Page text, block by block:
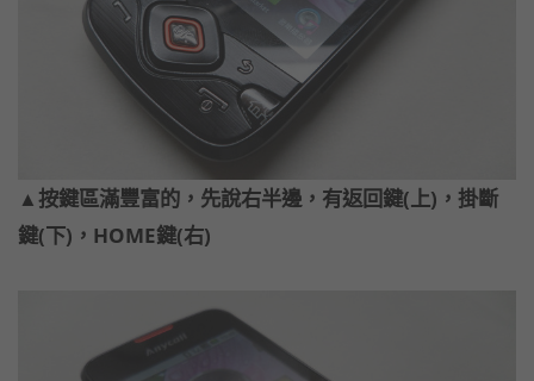
▲按鍵區滿豐富的，先說右半邊，有返回鍵(上)，掛斷
鍵(下)，HOME鍵(右)